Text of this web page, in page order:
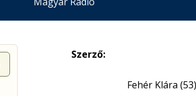
Szerző:
Fehér Klára (53)